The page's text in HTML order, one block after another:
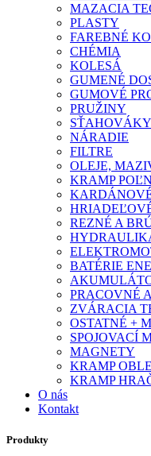
MAZACIA
PLASTY
FAREBNÉ
CHÉMIA
KOLESÁ
GUMENÉ
GUMOVÉ
PRUŽINY
SŤAHOVÁKY
NÁRADIE
FILTRE
OLEJE,
KRAMP
REZNÉ A
BATÉRIE
PRACOVNÉ
ZVÁRACIA
OSTATNÉ +
SPOJOVACÍ
MAGNETY
KRAMP
KRAMP
O nás
Kontakt
Produkty